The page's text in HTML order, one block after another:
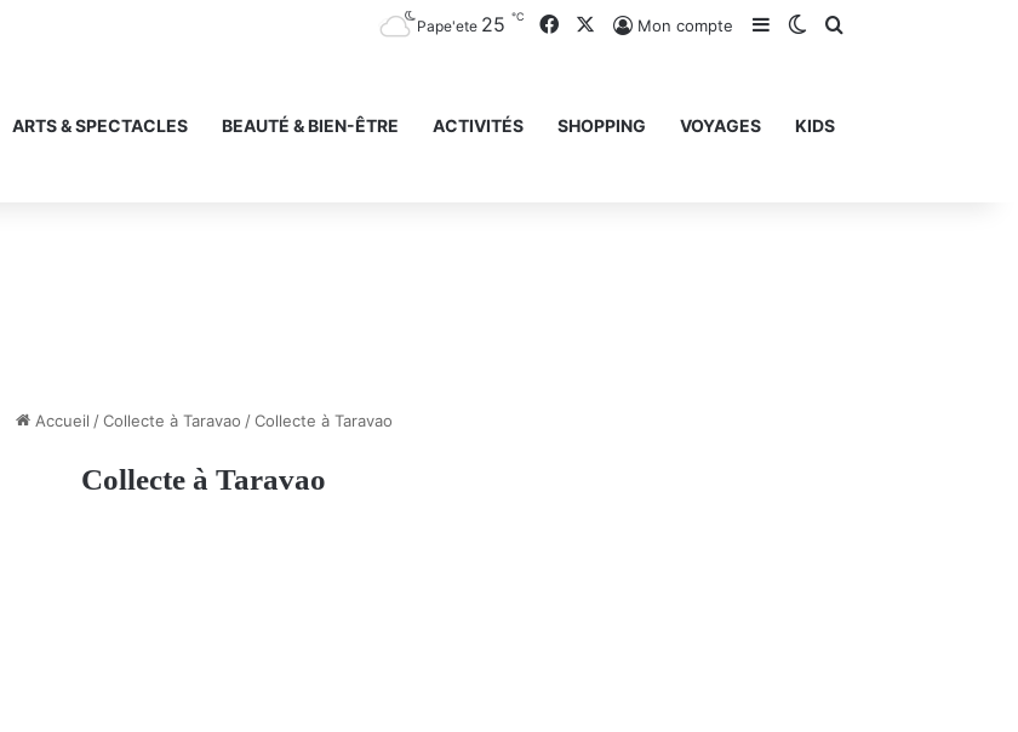
Pape'ete 25 ℃ FacebookMon compte Sidebar (barre latérale)
Switch skin
ARTS & SPECTACLES BEAUTÉ & BIEN-ÊTRE ACTIVITÉS SHOPPING VOYAGES KIDS
Accueil / Collecte à Taravao / Collecte à Taravao
Collecte à Taravao